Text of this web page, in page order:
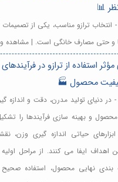
📊
- انتخاب ترازو مناسب، یکی از
و حتی مصارف خانگی است. | مشاهده
استفاده از ترازو در
کیفیت محصول 🏭
- در دنیای تولید مدرن، دقت و
و بهینه سازی فرآیندها را
ابزارهای حیاتی اندازه گیری وزن،
اهداف ایفا می کنند. از مراحل
بندی نهایی محصول، استفاده صحیح